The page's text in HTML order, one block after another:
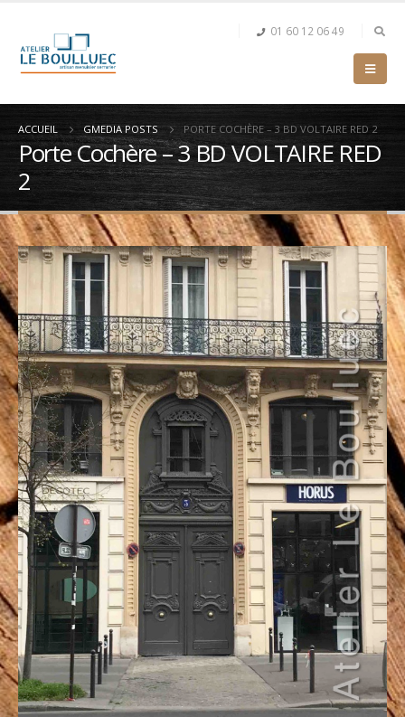
01 60 12 06 49
ACCUEIL GMEDIA POSTS PORTE COCHÈRE – 3 BD VOLTAIRE RED 2
Porte Cochère – 3 BD VOLTAIRE RED
2